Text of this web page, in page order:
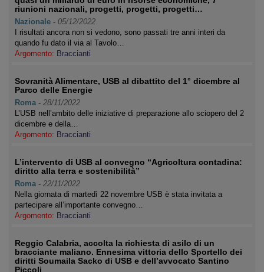
riunioni nazionali, progetti, progetti, progetti…
Nazionale - 05/12/2022
I risultati ancora non si vedono, sono passati tre anni interi da
quando fu dato il via al Tavolo…
Argomento: Braccianti
Sovranità Alimentare, USB al dibattito del 1° dicembre al
Parco delle Energie
Roma - 28/11/2022
L’USB nell’ambito delle iniziative di preparazione allo sciopero del 2
dicembre e della…
Argomento: Braccianti
L’intervento di USB al convegno “Agricoltura contadina:
diritto alla terra e sostenibilità”
Roma - 22/11/2022
Nella giornata di martedì 22 novembre USB è stata invitata a
partecipare all’importante convegno…
Argomento: Braccianti
Reggio Calabria, accolta la richiesta di asilo di un
bracciante maliano. Ennesima vittoria dello Sportello dei
diritti Soumaila Sacko di USB e dell’avvocato Santino
Piccoli